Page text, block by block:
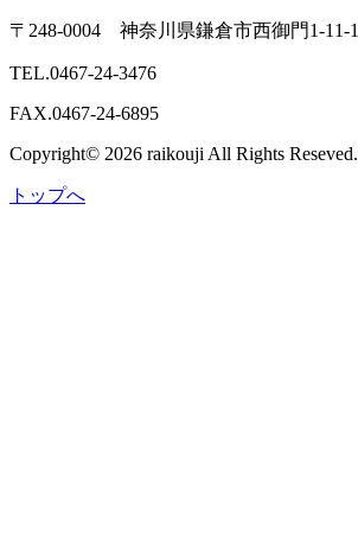
〒248-0004 神奈川県鎌倉市西御門1-11-1
TEL.0467-24-3476
FAX.0467-24-6895
Copyright© 2026 raikouji All Rights Reseved.
トップへ